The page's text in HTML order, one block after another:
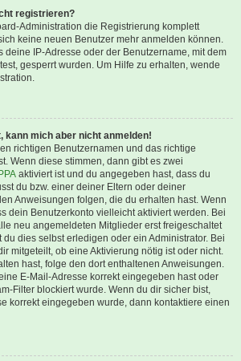
registrieren?
Administration die Registrierung komplett
keine neuen Benutzer mehr anmelden können.
deine IP-Adresse oder der Benutzername, mit dem
gesperrt wurden. Um Hilfe zu erhalten, wende
kann mich aber nicht anmelden!
richtigen Benutzernamen und das richtige
Wenn diese stimmen, dann gibt es zwei
aktiviert ist und du angegeben hast, dass du
du bzw. einer deiner Eltern oder deiner
Anweisungen folgen, die du erhalten hast. Wenn
dein Benutzerkonto vielleicht aktiviert werden. Bei
neu angemeldeten Mitglieder erst freigeschaltet
dies selbst erledigen oder ein Administrator. Bei
mitgeteilt, ob eine Aktivierung nötig ist oder nicht.
hast, folge den dort enthaltenen Anweisungen.
E-Mail-Adresse korrekt eingegeben hast oder
Filter blockiert wurde. Wenn du dir sicher bist,
korrekt eingegeben wurde, dann kontaktiere einen